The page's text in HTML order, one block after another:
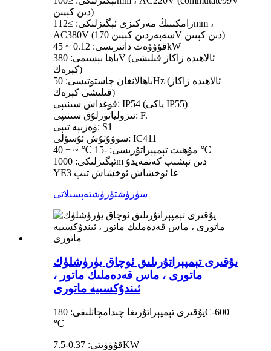
دىن كېيىن)
رامكىنىڭ مەركىزى ئېگىزلىكى: ≥112mm ،
AC380V (سەپەردىن كېيىن 170V دىن كېيىن)
قۇۋۋەت دائىرىسى: 0.12 ~ 45kW
باھا بېسىمى: 380V (ئالاھىدە زاكاز قىلىشى
كېرەك)
باھالانغان چاستوتىسى: 50Hz (ئالاھىدە زاكاز
قىلىشى كېرەك)
قوغداش سىنىپى: IP54 (ياكى IP55)
ئىزولياتورلۇق سىنىپى: F.
ۋەزىپە تىپى: S1
سوۋۇتۇش ئۇسۇلى: IC411
مۇھىت تېمپېراتۇرىسى: -15 ℃ ~ + 40 ℃
ئېگىزلىكى: 1000m دىن ئېشىپ كەتمەيدۇ
YE3 غا ئوخشاش ئوخشاش تىپ
سۈرۈشتۈرۈشتەپسىلاتى
يۇقىرى تېمپېراتۇرىلىق ئوچاق يۈرۈشلۈك
ماتورى ، ماس قەدەملىك ماتور ،
ئىندۇكسىيە ماتورى
يۇقىرى تېمپېراتۇرىغا چىدامچانلىقى: 180C-600
℃
قۇۋۋىتى: 0.37-7.5KW